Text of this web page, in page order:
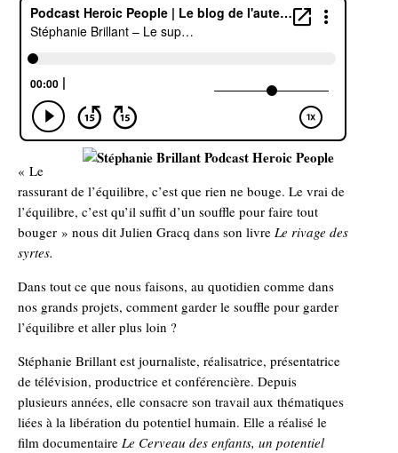
« Le
rassurant de l’équilibre, c’est que rien ne bouge. Le vrai de
l’équilibre, c’est qu’il suffit d’un souffle pour faire tout
bouger » nous dit Julien Gracq dans son livreLe rivage des
syrtes.
Dans tout ce que nous faisons, au quotidien comme dans
nos grands projets, comment garder le souffle pour garder
l’équilibre et aller plus loin ?
Stéphanie Brillant est journaliste, réalisatrice, présentatrice
de télévision, productrice et conférencière. Depuis
plusieurs années, elle consacre son travail aux thématiques
liées à la libération du potentiel humain. Elle a réalisé le
film documentaireLe Cerveau des enfants, un potentiel